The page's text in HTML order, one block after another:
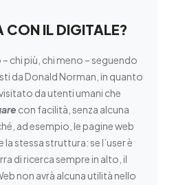
CON IL DIGITALE?
chi più, chi meno – seguendo
da Donald Norman, in quanto
da utenti umani che
con facilità, senza alcuna
ad esempio, le pagine web
la stessa struttura: se l’user è
di ricerca sempre in alto, il
non avrà alcuna utilità nello